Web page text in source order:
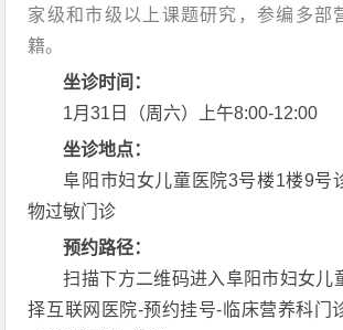
家级和市级以上课题研究，参编多部
籍。
坐诊时间：
1月31日（周六）上午8:00-12:00
坐诊地点：
阜阳市妇女儿童医院3号楼1楼9号
物过敏门诊
预约路径：
扫描下方二维码进入阜阳市妇女儿
择互联网医院-预约挂号-临床营养科门